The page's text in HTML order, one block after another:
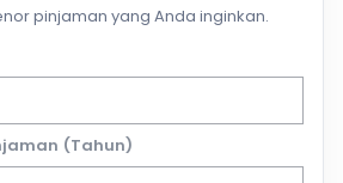
pinjaman yang Anda inginkan.
(Tahun)